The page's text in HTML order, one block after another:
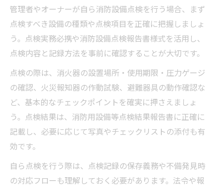
管理者やオーナーが自ら消防設備点検を行う場合、まず
点検すべき設備の種類や点検項目を正確に把握しましょ
う。点検実務必携や消防設備点検報告書様式を活用し、
点検内容と記録方法を事前に確認することが大切です。
点検の際は、消火器の設置場所・使用期限・圧力ゲージ
の確認、火災報知器の作動試験、避難器具の動作確認な
ど、基本的なチェックポイントを確実に押さえましょ
う。点検結果は、消防用設備等点検結果報告書に正確に
記載し、必要に応じて写真やチェックリストの添付も有
効です。
自ら点検を行う際は、点検記録の保存義務や不備発見時
の対応フローも理解しておく必要があります。法令や報